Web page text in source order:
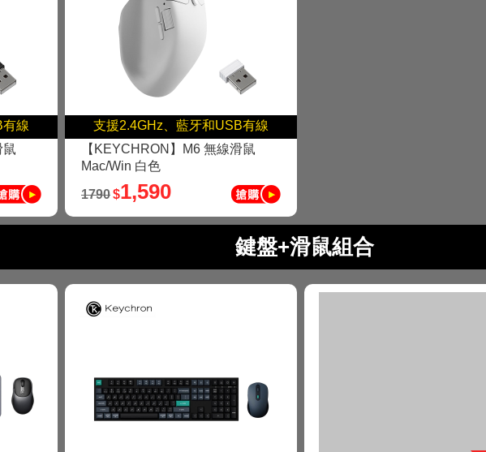
線
鼠
支援2.4GHz、藍牙和USB有線
【KEYCHRON】M6 無線滑鼠
Mac/Win 白色
1790$1,590
鍵盤+滑鼠組合